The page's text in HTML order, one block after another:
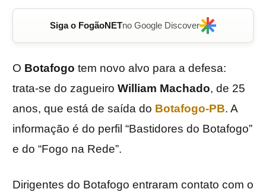
Siga o FogãoNETno Google Discover
O Botafogo tem novo alvo para a defesa:
trata-se do zagueiro William Machado, de 25
anos, que está de saída do Botafogo-PB. A
informação é do perfil “Bastidores do Botafogo”
e do “Fogo na Rede”.
Dirigentes do Botafogo entraram contato com o